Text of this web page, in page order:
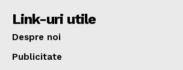
Link-uri utile
Despre noi
Publicitate